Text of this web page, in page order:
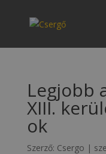
Legjobb
XIII.
ok
Szerző: Csergo |